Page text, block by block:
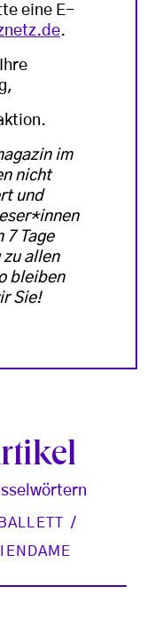
eine E-
.
im
nicht
und
7 Tage
zu allen
bleiben
Sie!